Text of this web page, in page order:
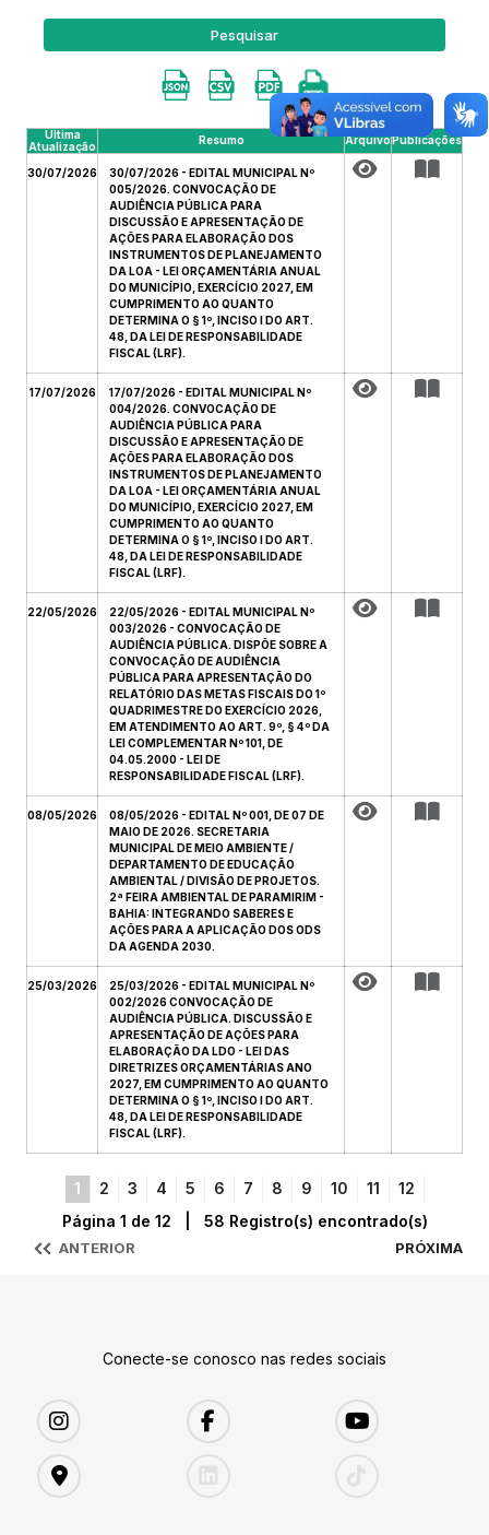
Pesquisar
Última
Atualização
Resumo ArquivoPublicações
30/07/2026
30/07/2026 - EDITAL MUNICIPAL Nº
005/2026. CONVOCAÇÃO DE
AUDIÊNCIA PÚBLICA PARA
DISCUSSÃO E APRESENTAÇÃO DE
AÇÕES PARA ELABORAÇÃO DOS
INSTRUMENTOS DE PLANEJAMENTO
DA LOA - LEI ORÇAMENTÁRIA ANUAL
DO MUNICÍPIO, EXERCÍCIO 2027, EM
CUMPRIMENTO AO QUANTO
DETERMINA O § 1º, INCISO I DO ART.
48, DA LEI DE RESPONSABILIDADE
FISCAL (LRF).
17/07/2026
17/07/2026 - EDITAL MUNICIPAL Nº
004/2026. CONVOCAÇÃO DE
AUDIÊNCIA PÚBLICA PARA
DISCUSSÃO E APRESENTAÇÃO DE
AÇÕES PARA ELABORAÇÃO DOS
INSTRUMENTOS DE PLANEJAMENTO
DA LOA - LEI ORÇAMENTÁRIA ANUAL
DO MUNICÍPIO, EXERCÍCIO 2027, EM
CUMPRIMENTO AO QUANTO
DETERMINA O § 1º, INCISO I DO ART.
48, DA LEI DE RESPONSABILIDADE
FISCAL (LRF).
22/05/2026
22/05/2026 - EDITAL MUNICIPAL Nº
003/2026 - CONVOCAÇÃO DE
AUDIÊNCIA PÚBLICA. DISPÕE SOBRE A
CONVOCAÇÃO DE AUDIÊNCIA
PÚBLICA PARA APRESENTAÇÃO DO
RELATÓRIO DAS METAS FISCAIS DO 1º
QUADRIMESTRE DO EXERCÍCIO 2026,
EM ATENDIMENTO AO ART. 9º, § 4º DA
LEI COMPLEMENTAR Nº 101, DE
04.05.2000 - LEI DE
RESPONSABILIDADE FISCAL (LRF).
08/05/2026
08/05/2026 - EDITAL Nº 001, DE 07 DE
MAIO DE 2026. SECRETARIA
MUNICIPAL DE MEIO AMBIENTE /
DEPARTAMENTO DE EDUCAÇÃO
AMBIENTAL / DIVISÃO DE PROJETOS.
2ª FEIRA AMBIENTAL DE PARAMIRIM -
BAHIA: INTEGRANDO SABERES E
AÇÕES PARA A APLICAÇÃO DOS ODS
DA AGENDA 2030.
25/03/2026
25/03/2026 - EDITAL MUNICIPAL Nº
002/2026 CONVOCAÇÃO DE
AUDIÊNCIA PÚBLICA. DISCUSSÃO E
APRESENTAÇÃO DE AÇÕES PARA
ELABORAÇÃO DA LDO - LEI DAS
DIRETRIZES ORÇAMENTÁRIAS ANO
2027, EM CUMPRIMENTO AO QUANTO
DETERMINA O § 1º, INCISO I DO ART.
48, DA LEI DE RESPONSABILIDADE
FISCAL (LRF).
1 2 3 4 5 6 7 8 9 10 11 12
ANTERIOR
Página 1 de 12 | 58 Registro(s) encontrado(s)
PRÓXIMA
Conecte-se conosco nas redes sociais